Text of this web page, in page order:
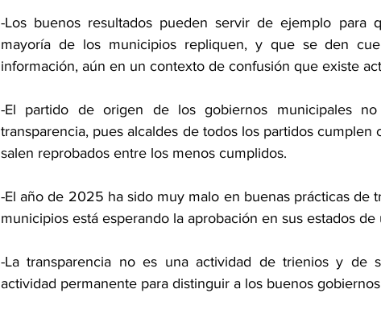
-Los buenos resultados pueden servir de ejemplo para
mayoría de los municipios repliquen, y que se den
información, aún en un contexto de confusión que existe
-El partido de origen de los gobiernos municipales
transparencia, pues alcaldes de todos los partidos cumplen
salen reprobados entre los menos cumplidos.
-El año de 2025 ha sido muy malo en buenas prácticas de
municipios está esperando la aprobación en sus estados
-La transparencia no es una actividad de trienios y de
actividad permanente para distinguir a los buenos